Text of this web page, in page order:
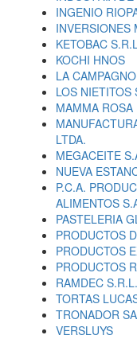
INGENIO
INVERSIONES
KETOBAC
KOCHI HNOS
LA
LOS NIETITOS
MAMMA ROSA
LTDA.
MEGACEITE
NUEVA
P.C.A.
ALIMENTOS
PASTELERIA
PRODUCTOS
PRODUCTOS
PRODUCTOS
RAMDEC S.R.L.
TORTAS
TRONADOR
VERSLUYS